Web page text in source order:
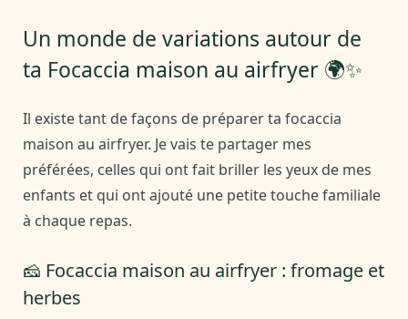
Un monde de variations autour de
ta Focaccia maison au airfryer 🌍✨
Il existe tant de façons de préparer ta focaccia
maison au airfryer. Je vais te partager mes
préférées, celles qui ont fait briller les yeux de mes
enfants et qui ont ajouté une petite touche familiale
à chaque repas.
🧀 Focaccia maison au airfryer : fromage et
herbes